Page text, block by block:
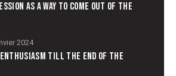
AS A WAY TO COME OUT OF THE
2024
TILL THE END OF THE